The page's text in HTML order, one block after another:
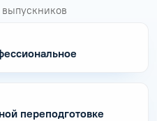
выпускников
переподготовке